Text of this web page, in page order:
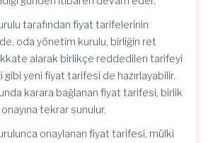
tarafından fiyat tarifelerinin
oda yönetim kurulu, birliğin ret
alarak birlikçe reddedilen tarifeyi
yeni fiyat tarifesi de hazırlayabilir.
karara bağlanan fiyat tarifesi, birlik
tekrar sunulur.
onaylanan fiyat tarifesi, mülki